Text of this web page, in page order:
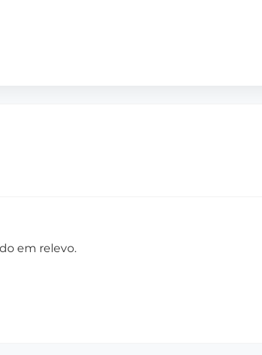
em relevo.